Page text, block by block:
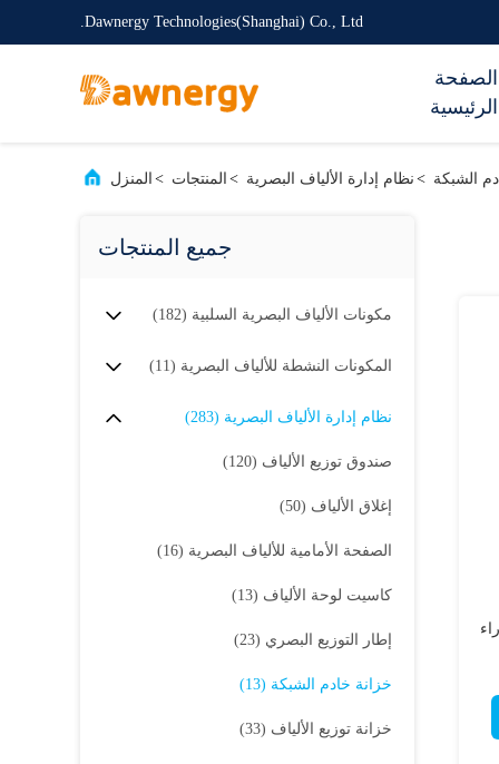
Dawnergy Technologies(Shanghai) Co., Ltd.
الصفحة
الرئيسية
المنزل > المنتجات > نظام إدارة الألياف البصرية > الشبكة
جميع المنتجات
مكونات الألياف البصرية السلبية (182)
المكونات النشطة للألياف البصرية (11)
نظام إدارة الألياف البصرية (283)
صندوق توزيع الألياف (120)
إغلاق الألياف (50)
الصفحة الأمامية للألياف البصرية (16)
كاسيت لوحة الألياف (13)
إطار التوزيع البصري (23)
خزانة خادم الشبكة (13)
خزانة توزيع الألياف (33)